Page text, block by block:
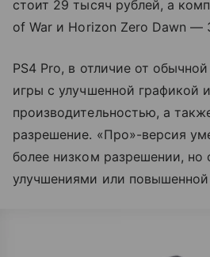
стоит 29 тысяч рублей, а
of War и Horizon Zero Dawn —
PS4 Pro, в отличие от обычной
игры с улучшенной графикой и
производительностью, а
разрешение. «Про»-версия
более низком разрешении, но
улучшениями или повышенной